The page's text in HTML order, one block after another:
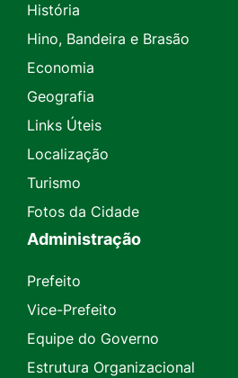
História
Hino, Bandeira e Brasão
Economia
Geografia
Links Úteis
Localização
Turismo
Fotos da Cidade
Administração
Prefeito
Vice-Prefeito
Equipe do Governo
Estrutura Organizacional